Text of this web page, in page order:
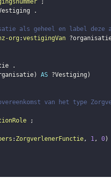
;
.
als geheel en label deze
org :vestigingVan
.
) AS ?Vestiging )
van het type
;
: ZorgverlenerFunctie, 1, 0)